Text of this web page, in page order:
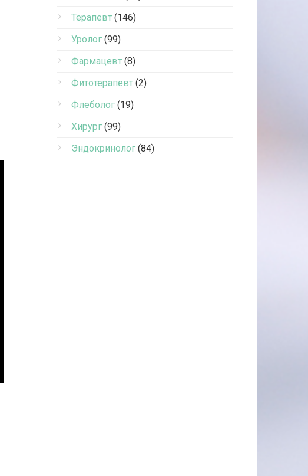
Терапевт (146)
Уролог (99)
Фармацевт (8)
Фитотерапевт (2)
Флеболог (19)
Хирург (99)
Эндокринолог (84)